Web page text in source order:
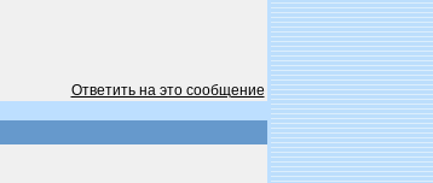
Ответить на это сообщение